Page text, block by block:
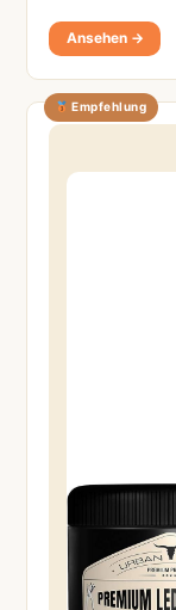
Ansehen →
Empfehlung